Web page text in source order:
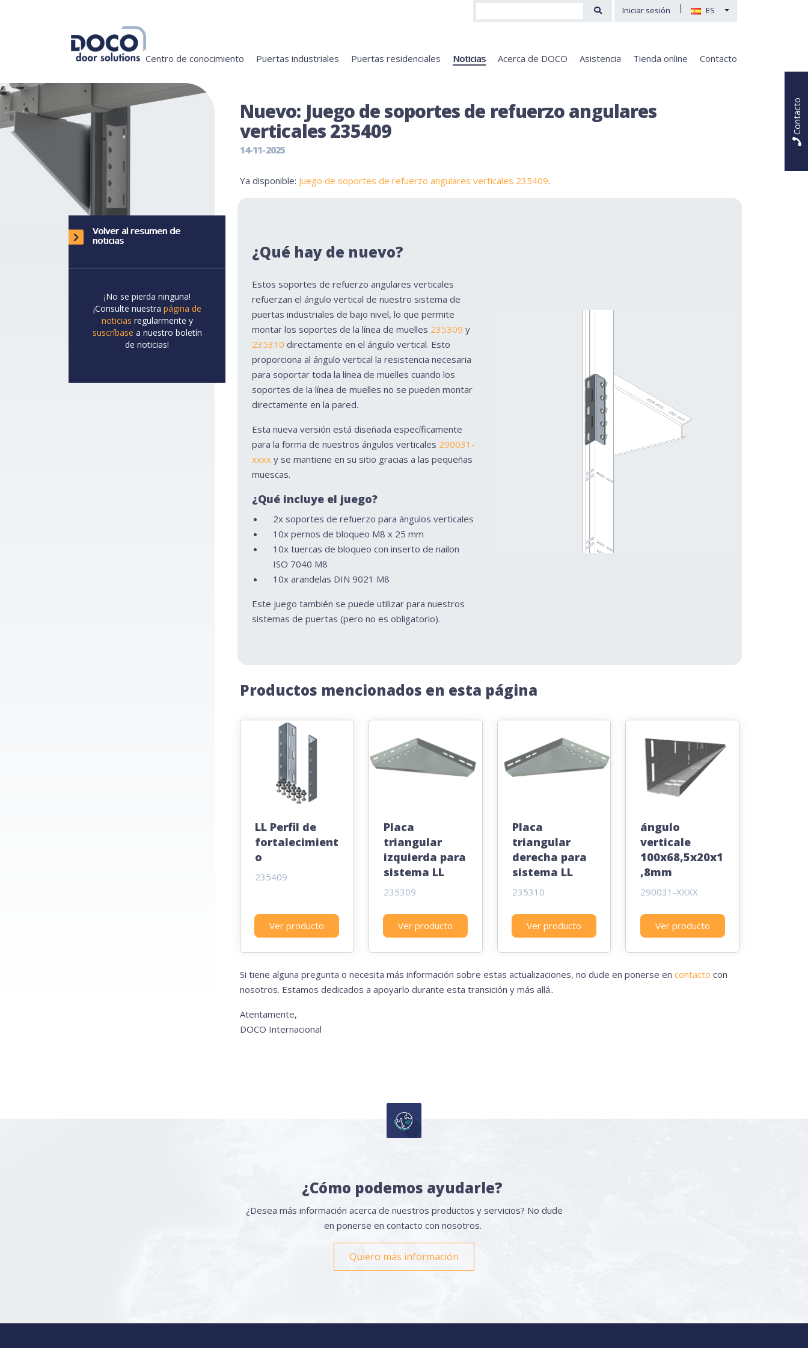
Iniciar sesión | ES
Centro de conocimiento Puertas industriales Puertas residenciales Noticias Acerca de DOCO Asistencia Tienda online Contacto
Contacto
Volver al resumen de
noticias
¡No se pierda ninguna!
¡Consulte nuestra página de
noticias regularmente y
suscríbase a nuestro boletín
de noticias!
Nuevo: Juego de soportes de refuerzo angulares
verticales 235409
14-11-2025
Ya disponible: Juego de soportes de refuerzo angulares verticales 235409.
¿Qué hay de nuevo?
Estos soportes de refuerzo angulares verticales
refuerzan el ángulo vertical de nuestro sistema de
puertas industriales de bajo nivel, lo que permite
montar los soportes de la línea de muelles 235309 y
235310 directamente en el ángulo vertical. Esto
proporciona al ángulo vertical la resistencia necesaria
para soportar toda la línea de muelles cuando los
soportes de la línea de muelles no se pueden montar
directamente en la pared.
Esta nueva versión está diseñada específicamente
para la forma de nuestros ángulos verticales 290031-
xxxx y se mantiene en su sitio gracias a las pequeñas
muescas.
¿Qué incluye el juego?
2x soportes de refuerzo para ángulos verticales
10x pernos de bloqueo M8 x 25 mm
10x tuercas de bloqueo con inserto de nailon
ISO 7040 M8
10x arandelas DIN 9021 M8
Este juego también se puede utilizar para nuestros
sistemas de puertas (pero no es obligatorio).
Productos mencionados en esta página
LL Perfil de
fortalecimient
o
235409
Ver producto
Placa
triangular
izquierda para
sistema LL
235309
Ver producto
Placa
triangular
derecha para
sistema LL
235310
Ver producto
ángulo
verticale
100x68,5x20x1
,8mm
290031-XXXX
Ver producto
Si tiene alguna pregunta o necesita más información sobre estas actualizaciones, no dude en ponerse en contacto con
nosotros. Estamos dedicados a apoyarlo durante esta transición y más allá..
Atentamente,
DOCO Internacional
¿Cómo podemos ayudarle?
¿Desea más información acerca de nuestros productos y servicios? No dude
en ponerse en contacto con nosotros.
Quiero más información